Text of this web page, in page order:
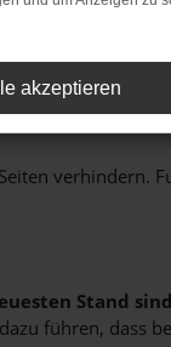
verhindern.
Stand
führen, dass
akzeptieren